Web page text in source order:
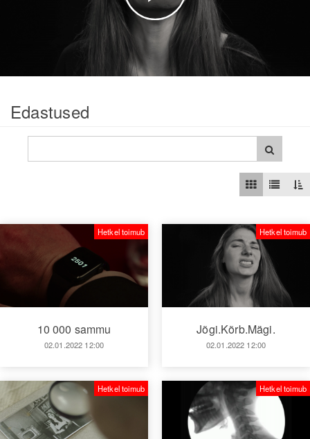
video
Edastused
10 000 sammu
02.01.2022 12:00
Hetkel toimub
Jõgi.Kõrb.Mägi.
02.01.2022 12:00
Hetkel toimub
Hetkel toimub Hetkel toimub